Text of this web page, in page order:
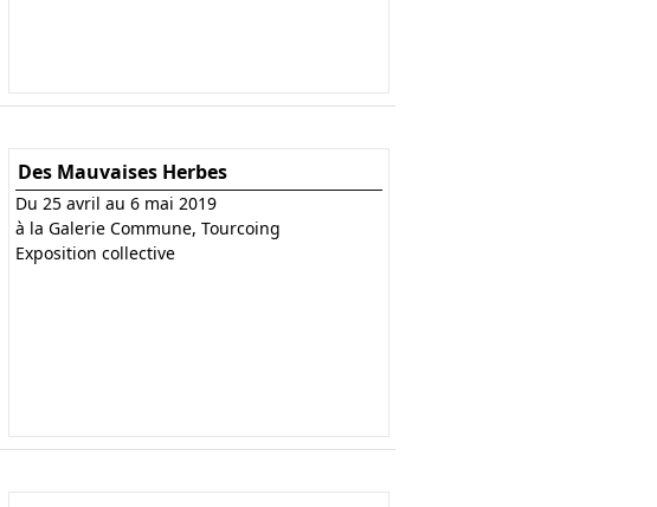
Des Mauvaises Herbes
Du 25 avril au 6 mai 2019
à la Galerie Commune, Tourcoing
Exposition collective